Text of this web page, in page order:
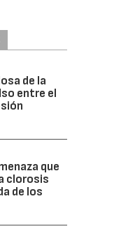
de la
entre el
que
clorosis
de los